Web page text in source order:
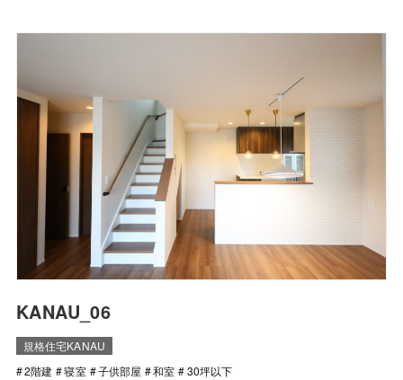
KANAU_06
規格住宅KANAU
2階建
寝室 子供部屋 和室 30坪以下